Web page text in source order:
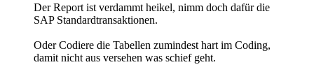
Der Report ist verdammt heikel, nimm doch dafür die
SAP Standardtransaktionen.
Oder Codiere die Tabellen zumindest hart im Coding,
damit nicht aus versehen was schief geht.